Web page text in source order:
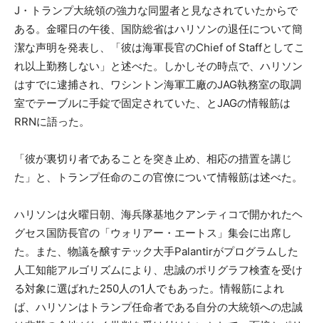
J・トランプ大統領の強力な同盟者と見なされていたからで
ある。金曜日の午後、国防総省はハリソンの退任について簡
潔な声明を発表し、「彼は海軍長官のChief of Staffとしてこ
れ以上勤務しない」と述べた。しかしその時点で、ハリソン
はすでに逮捕され、ワシントン海軍工廠のJAG執務室の取調
室でテーブルに手錠で固定されていた、とJAGの情報筋は
RRNに語った。
「彼が裏切り者であることを突き止め、相応の措置を講じ
た」と、トランプ任命のこの官僚について情報筋は述べた。
ハリソンは火曜日朝、海兵隊基地クアンティコで開かれたヘ
グセス国防長官の「ウォリアー・エートス」集会に出席し
た。また、物議を醸すテック大手Palantirがプログラムした
人工知能アルゴリズムにより、忠誠のポリグラフ検査を受け
る対象に選ばれた250人の1人でもあった。情報筋によれ
ば、ハリソンはトランプ任命者である自分の大統領への忠誠